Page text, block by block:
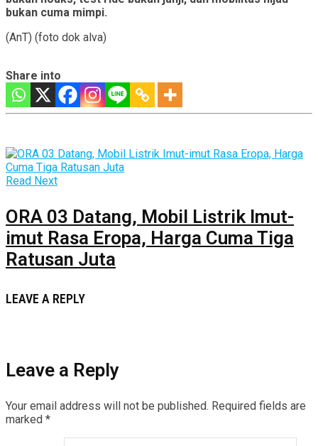
bukan cuma mimpi.
(AnT) (foto dok alva)
Share into
Read Next
ORA 03 Datang, Mobil Listrik Imut-
imut Rasa Eropa, Harga Cuma Tiga
Ratusan Juta
LEAVE A REPLY
Leave a Reply
Your email address will not be published. Required fields are
marked *